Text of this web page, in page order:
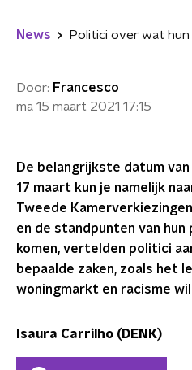
News
Door: Francesco
ma 15 maart 2021 17:15
De belangrijkste datum
17 maart kun je namelijk
Tweede
en de standpunten van
komen, vertelden politici
bepaalde zaken, zoals het
woningmarkt en racisme
Isaura Carrilho (DENK)